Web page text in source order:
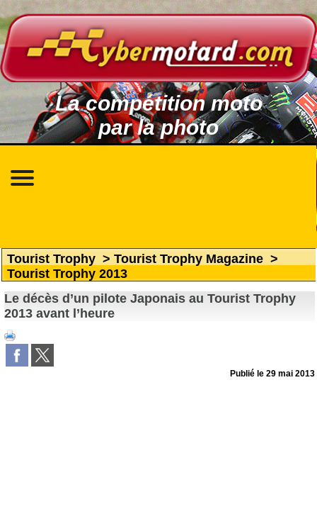
La compétition moto
par la photo
Tourist Trophy > Tourist Trophy Magazine >
Tourist Trophy 2013
Le décès d’un pilote Japonais au Tourist Trophy
2013 avant l’heure
Publié le29 mai 2013